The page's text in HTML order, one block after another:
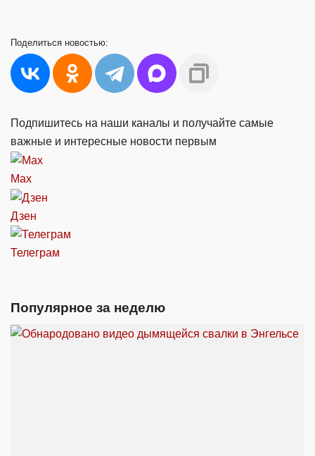
Поделиться новостью:
Подпишитесь на наши каналы и получайте самые
важные и интересные новости первым
Max
Дзен
Телеграм
Популярное за неделю